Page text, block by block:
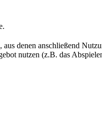
denen anschließend
nutzen (z.B. das